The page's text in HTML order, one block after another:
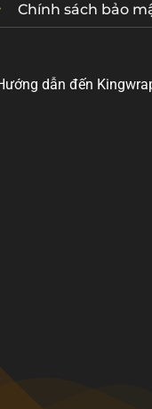
Chính sách bảo
dẫn đến